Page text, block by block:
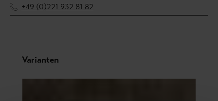
+49 (0)221 932 81 82
Produktgalerie überspringen
Varianten